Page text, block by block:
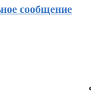
сообщение